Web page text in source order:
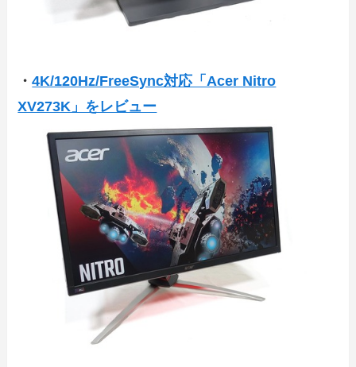
・4K/120Hz/FreeSync対応「Acer Nitro
XV273K」をレビュー